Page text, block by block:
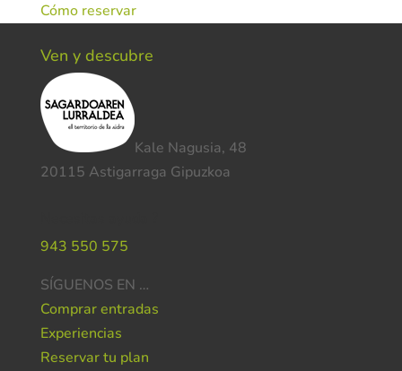
Cómo reservar
Ven y descubre
Kale Nagusia, 48
20115 Astigarraga Gipuzkoa
943 550 575
SÍGUENOS EN …
Comprar entradas
Experiencias
Reservar tu plan